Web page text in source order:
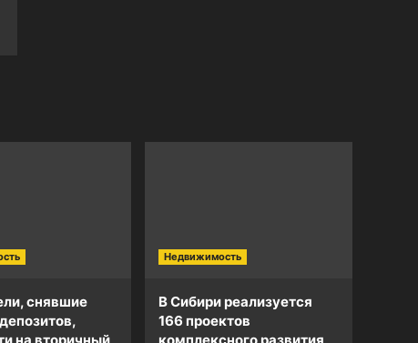
снявшие
Недвижимость
В Сибири реализуется
166 проектов